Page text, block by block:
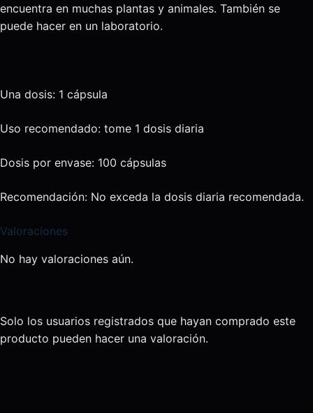
encuentra en muchas plantas y animales. También se
puede hacer en un laboratorio.
Una dosis: 1 cápsula
Uso recomendado: tome 1 dosis diaria
Dosis por envase: 100 cápsulas
Recomendación: No exceda la dosis diaria recomendada.
Valoraciones
No hay valoraciones aún.
Solo los usuarios registrados que hayan comprado este
producto pueden hacer una valoración.